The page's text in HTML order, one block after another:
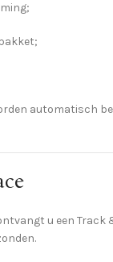
automatisch
u een Track